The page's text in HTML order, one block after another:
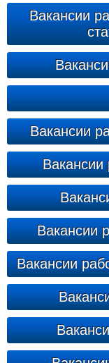
Вакансии
Вакансии
Вакансии
Вакансии
Вакансии